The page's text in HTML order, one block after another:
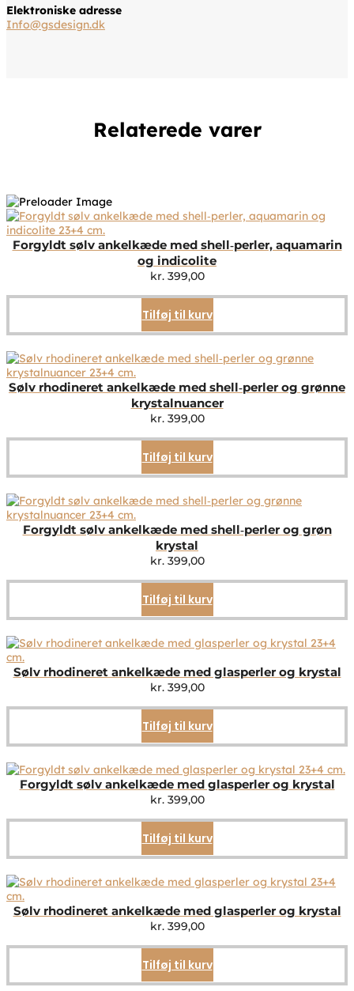
Elektroniske adresse
Info@gsdesign.dk
Relaterede varer
Forgyldt sølv ankelkæde med shell‑perler, aquamarin
og indicolite
kr.399,00
Tilføj til kurv
Sølv rhodineret ankelkæde med shell‑perler og grønne
krystalnuancer
kr.399,00
Tilføj til kurv
Forgyldt sølv ankelkæde med shell‑perler og grøn
krystal
kr.399,00
Tilføj til kurv
Sølv rhodineret ankelkæde med glasperler og krystal
kr.399,00
Tilføj til kurv
Forgyldt sølv ankelkæde med glasperler og krystal
kr.399,00
Tilføj til kurv
Sølv rhodineret ankelkæde med glasperler og krystal
kr.399,00
Tilføj til kurv